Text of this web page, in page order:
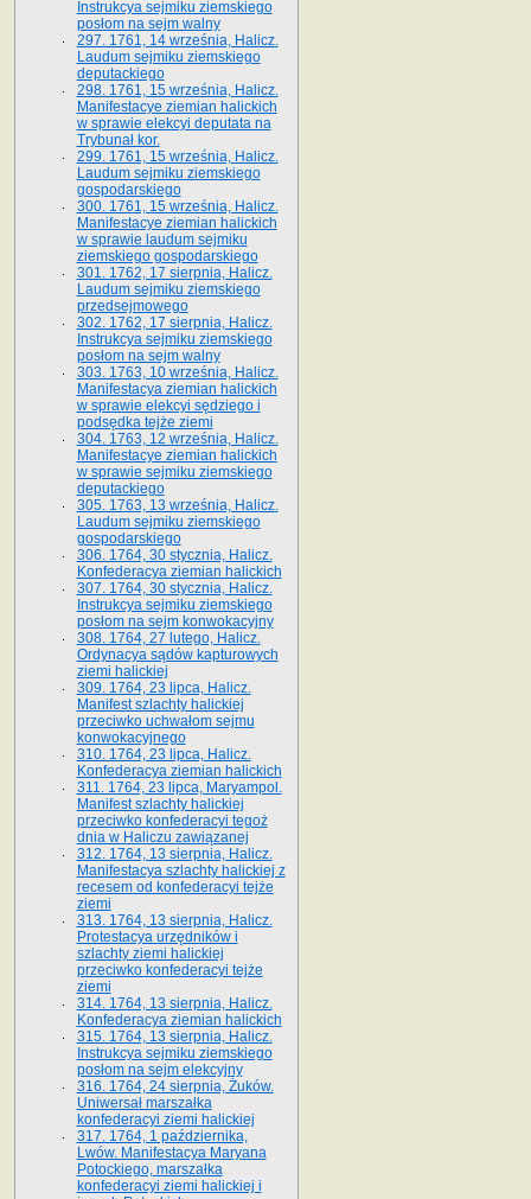
Instrukcya sejmiku ziemskiego
posłom na sejm walny
297. 1761, 14 września, Halicz.
Laudum sejmiku ziemskiego
deputackiego
298. 1761, 15 września, Halicz.
Manifestacye ziemian halickich
w sprawie elekcyi deputata na
Trybunał kor.
299. 1761, 15 września, Halicz.
Laudum sejmiku ziemskiego
gospodarskiego
300. 1761, 15 września, Halicz.
Manifestacye ziemian halickich
w sprawie laudum sejmiku
ziemskiego gospodarskiego
301. 1762, 17 sierpnia, Halicz.
Laudum sejmiku ziemskiego
przedsejmowego
302. 1762, 17 sierpnia, Halicz.
Instrukcya sejmiku ziemskiego
posłom na sejm walny
303. 1763, 10 września, Halicz.
Manifestacya ziemian halickich
w sprawie elekcyi sędziego i
podsędka tejże ziemi
304. 1763, 12 września, Halicz.
Manifestacye ziemian halickich
w sprawie sejmiku ziemskiego
deputackiego
305. 1763, 13 września, Halicz.
Laudum sejmiku ziemskiego
gospodarskiego
306. 1764, 30 stycznia, Halicz.
Konfederacya ziemian halickich
307. 1764, 30 stycznia, Halicz.
Instrukcya sejmiku ziemskiego
posłom na sejm konwokacyjny
308. 1764, 27 lutego, Halicz.
Ordynacya sądów kapturowych
ziemi halickiej
309. 1764, 23 lipca, Halicz.
Manifest szlachty halickiej
przeciwko uchwałom sejmu
konwokacyjnego
310. 1764, 23 lipca, Halicz.
Konfederacya ziemian halickich
311. 1764, 23 lipca, Maryampol.
Manifest szlachty halickiej
przeciwko konfederacyi tegoż
dnia w Haliczu zawiązanej
312. 1764, 13 sierpnia, Halicz.
Manifestacya szlachty halickiej z
recesem od konfederacyi tejże
ziemi
313. 1764, 13 sierpnia, Halicz.
Protestacya urzędników i
szlachty ziemi halickiej
przeciwko konfederacyi tejże
ziemi
314. 1764, 13 sierpnia, Halicz.
Konfederacya ziemian halickich
315. 1764, 13 sierpnia, Halicz.
Instrukcya sejmiku ziemskiego
posłom na sejm elekcyjny
316. 1764, 24 sierpnia, Żuków.
Uniwersał marszałka
konfederacyi ziemi halickiej
317. 1764, 1 października,
Lwów. Manifestacya Maryana
Potockiego, marszałka
konfederacyi ziemi halickiej i